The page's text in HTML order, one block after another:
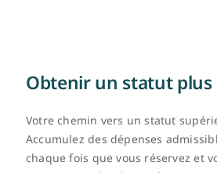
Obtenir un statut
Votre chemin vers un statut
Accumulez des dépenses
chaque fois que vous réservez et